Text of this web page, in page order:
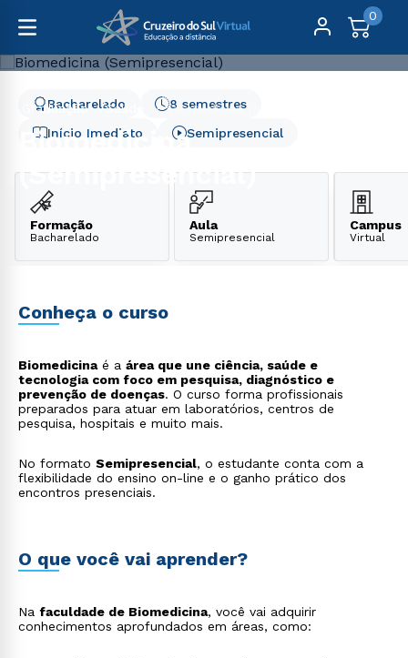
0
Graduação Saúde Biomedicina (Semipresencial)
Biomedicina
(Semipresencial)
Início Imediato
8 semestres
Bacharelado
Semipresencial
Formação
Bacharelado
Aula
Semipresencial
Campus
Virtual
Conheça o curso
Biomedicinaé a área que une ciência, saúde e
tecnologia com foco em pesquisa, diagnóstico e
prevenção de doenças. O curso forma profissionais
preparados para atuar em laboratórios, centros de
pesquisa, hospitais e muito mais.
No formato Semipresencial, o estudante conta com a
flexibilidade do ensino on-line e o ganho prático dos
encontros presenciais.
O que você vai aprender?
Na faculdade de Biomedicina, você vai adquirir
conhecimentos aprofundados em áreas, como: